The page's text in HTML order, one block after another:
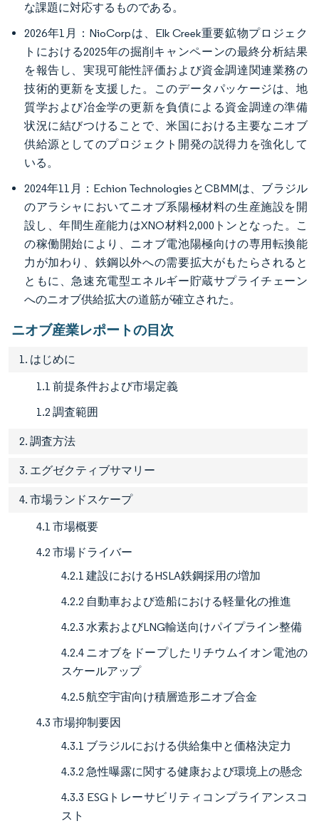
な課題に対応するものである。
2026年1月：NioCorpは、Elk Creek重要鉱物プロジェク
トにおける2025年の掘削キャンペーンの最終分析結果
を報告し、実現可能性評価および資金調達関連業務の
技術的更新を支援した。このデータパッケージは、地
質学および冶金学の更新を負債による資金調達の準備
状況に結びつけることで、米国における主要なニオブ
供給源としてのプロジェクト開発の説得力を強化して
いる。
2024年11月：Echion TechnologiesとCBMMは、ブラジル
のアラシャにおいてニオブ系陽極材料の生産施設を開
設し、年間生産能力はXNO材料2,000トンとなった。こ
の稼働開始により、ニオブ電池陽極向けの専用転換能
力が加わり、鉄鋼以外への需要拡大がもたらされると
ともに、急速充電型エネルギー貯蔵サプライチェーン
へのニオブ供給拡大の道筋が確立された。
ニオブ産業レポートの目次
1. はじめに
1.1 前提条件および市場定義
1.2 調査範囲
2. 調査方法
3. エグゼクティブサマリー
4. 市場ランドスケープ
4.1 市場概要
4.2 市場ドライバー
4.2.1 建設におけるHSLA鉄鋼採用の増加
4.2.2 自動車および造船における軽量化の推進
4.2.3 水素およびLNG輸送向けパイプライン整備
4.2.4 ニオブをドープしたリチウムイオン電池の
スケールアップ
4.2.5 航空宇宙向け積層造形ニオブ合金
4.3 市場抑制要因
4.3.1 ブラジルにおける供給集中と価格決定力
4.3.2 急性曝露に関する健康および環境上の懸念
4.3.3 ESGトレーサビリティコンプライアンスコ
スト